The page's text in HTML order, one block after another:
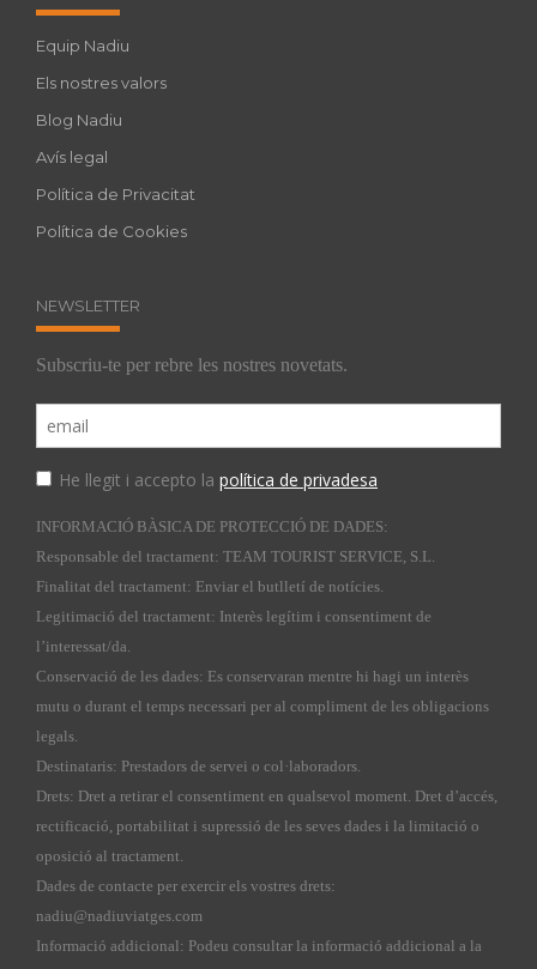
Equip Nadiu
Els nostres valors
Blog Nadiu
Avís legal
Política de Privacitat
Política de Cookies
NEWSLETTER